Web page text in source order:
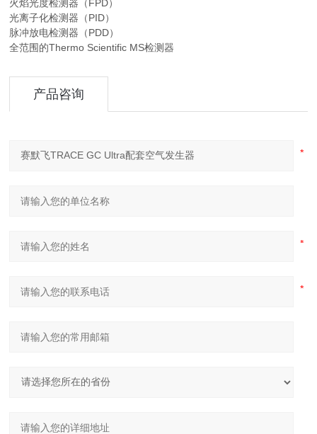
火焰光度检测器（FPD）
光离子化检测器（PID）
脉冲放电检测器（PDD）
全范围的Thermo Scientific MS检测器
产品咨询